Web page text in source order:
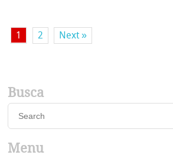
1 2 Next »
Busca
Menu